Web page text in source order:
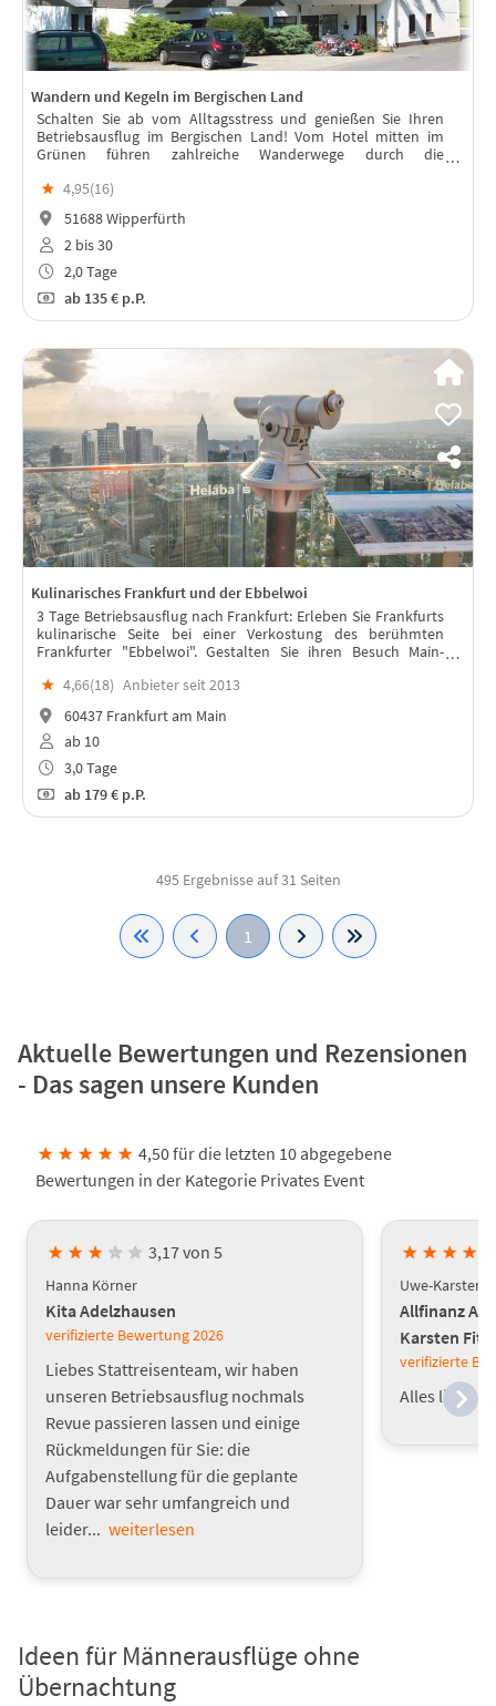
Wandern und Kegeln im Bergischen Land
Schalten Sie ab vom Alltagsstress und genießen Sie Ihren
Betriebsausflug im Bergischen Land! Vom Hotel mitten im
Grünen führen zahlreiche Wanderwege durch die
Landschaft. Auch ein Spaziergang durch den
★ 4,95(16)
51688 Wipperfürth
2 bis 30
2,0 Tage
ab135 € p.P.
Kulinarisches Frankfurt und der Ebbelwoi
3 Tage Betriebsausflug nach Frankfurt: Erleben Sie Frankfurts
kulinarische Seite bei einer Verkostung des berühmten
Frankfurter "Ebbelwoi". Gestalten Sie ihren Besuch Main-
Schiff.
★ 4,66(18) Anbieter seit 2013
60437 Frankfurt am Main
ab 10
3,0 Tage
ab179 € p.P.
495 Ergebnisse auf 31 Seiten
1
Aktuelle Bewertungen und Rezensionen
- Das sagen unsere Kunden
★ ★ ★ ★ ★ 4,50 für die letzten 10 abgegebene
Bewertungen in der Kategorie Privates Event
★ ★ ★ ★ ★ 3,17 von 5
Hanna Körner
Kita Adelzhausen
verifizierte Bewertung2026
Liebes Stattreisenteam, wir haben
unseren Betriebsausflug nochmals
Revue passieren lassen und einige
Rückmeldungen für Sie: die
Aufgabenstellung für die geplante
Dauer war sehr umfangreich und
leider... weiterlesen
★ ★ ★ ★
Uwe-Karsten
Allfinanz AG
Karsten
verifizierte
Alles lief
Ideen für Männerausflüge ohne
Übernachtung